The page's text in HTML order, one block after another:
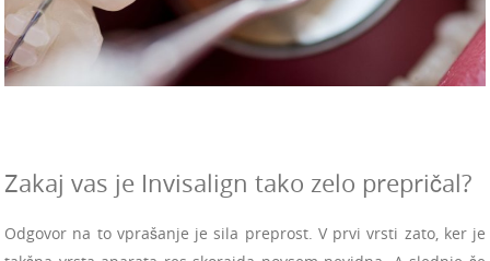
Zakaj vas je Invisalign tako zelo prepričal?
Odgovor na to vprašanje je sila preprost. V prvi vrsti zato, ker je